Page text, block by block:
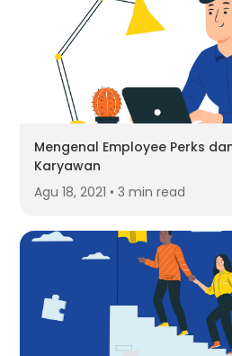
Mengenal Employee Perks
Karyawan
Agu 18, 2021 • 3 min read